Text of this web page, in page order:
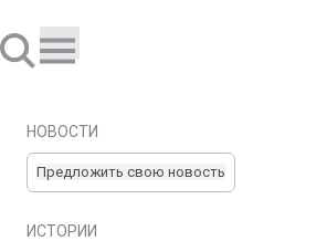
НОВОСТИ
Предложить свою новость
ИСТОРИИ